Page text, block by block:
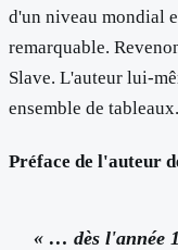
d'un niveau mondial
remarquable.
Slave. L'auteur lui-
ensemble de tableaux.
Préface de l'auteur
« … dès l'année